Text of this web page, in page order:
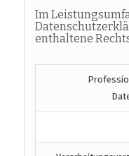
Im
enthaltene